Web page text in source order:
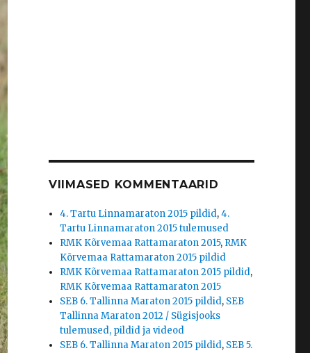
VIIMASED KOMMENTAARID
4. Tartu Linnamaraton 2015 pildid,4.
Tartu Linnamaraton 2015 tulemused
RMK Kõrvemaa Rattamaraton 2015, RMK
Kõrvemaa Rattamaraton 2015 pildid
RMK Kõrvemaa Rattamaraton 2015 pildid,
RMK Kõrvemaa Rattamaraton 2015
SEB 6. Tallinna Maraton 2015 pildid, SEB
Tallinna Maraton 2012 / Sügisjooks
tulemused, pildid ja videod
SEB 6. Tallinna Maraton 2015 pildid, SEB 5.